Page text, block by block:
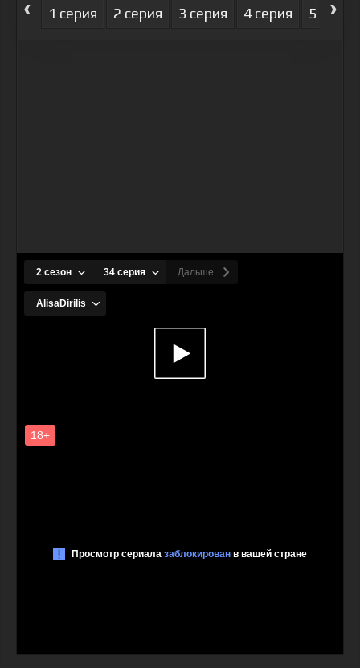
‹ 1 серия 2 серия 3 серия 4 серия 5 серия
›